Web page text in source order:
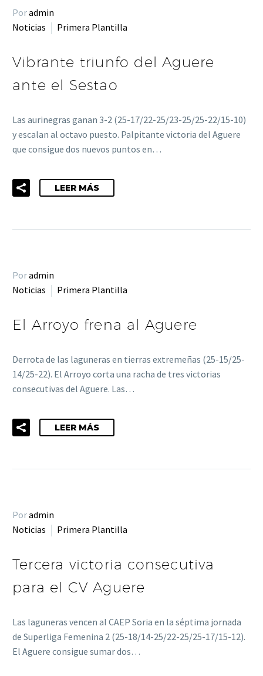
Poradmin
Noticias
Primera Plantilla
Vibrante triunfo del Aguere
ante el Sestao
Las aurinegras ganan 3-2 (25-17/22-25/23-25/25-22/15-10)
y escalan al octavo puesto. Palpitante victoria del Aguere
que consigue dos nuevos puntos en…
LEER MÁS
Poradmin
Noticias
Primera Plantilla
El Arroyo frena al Aguere
Derrota de las laguneras en tierras extremeñas (25-15/25-
14/25-22). El Arroyo corta una racha de tres victorias
consecutivas del Aguere. Las…
LEER MÁS
Poradmin
Noticias
Primera Plantilla
Tercera victoria consecutiva
para el CV Aguere
Las laguneras vencen al CAEP Soria en la séptima jornada
de Superliga Femenina 2 (25-18/14-25/22-25/25-17/15-12).
El Aguere consigue sumar dos…